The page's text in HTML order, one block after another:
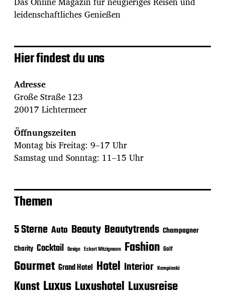
leidenschaftliches Genießen
Hier findest du uns
Adresse
Große Straße 123
20017 Lichtermeer
Öffnungszeiten
Montag bis Freitag: 9–17 Uhr
Samstag und Sonntag: 11–15 Uhr
Themen
5 Sterne Auto Beauty Beautytrends Champagner
Charity Cocktail Design Eckart Witzigmann Fashion Golf
Gourmet Grand Hotel Hotel Interior Kempinski
Kunst Luxus Luxushotel Luxusreise